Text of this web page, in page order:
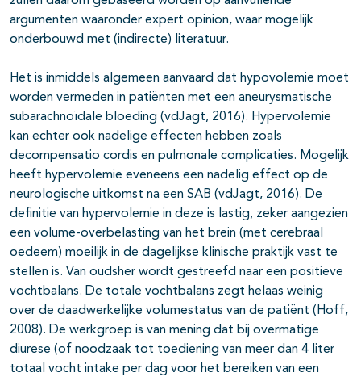
argumenten waaronder expert opinion, waar mogelijk
onderbouwd met (indirecte) literatuur.
Het is inmiddels algemeen aanvaard dat hypovolemie moet
worden vermeden in patiënten met een aneurysmatische
subarachnoïdale bloeding (vdJagt, 2016). Hypervolemie
kan echter ook nadelige effecten hebben zoals
decompensatio cordis en pulmonale complicaties. Mogelijk
heeft hypervolemie eveneens een nadelig effect op de
neurologische uitkomst na een SAB (vdJagt, 2016). De
definitie van hypervolemie in deze is lastig, zeker aangezien
een volume-overbelasting van het brein (met cerebraal
oedeem) moeilijk in de dagelijkse klinische praktijk vast te
stellen is. Van oudsher wordt gestreefd naar een positieve
vochtbalans. De totale vochtbalans zegt helaas weinig
over de daadwerkelijke volumestatus van de patiënt (Hoff,
2008). De werkgroep is van mening dat bij overmatige
diurese (of noodzaak tot toediening van meer dan 4 liter
totaal vocht intake per dag voor het bereiken van een